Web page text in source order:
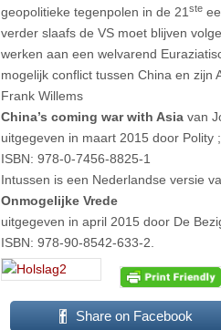
geopolitieke tegenpolen in de 21 ste
verder slaafs de VS moet blijven
werken aan een welvarend
mogelijk conflict tussen China en zijn
Frank Willems
China’s coming war with Asia van
uitgegeven in maart 2015 door Polity ;
ISBN: 978-0-7456-8825-1
Intussen is een Nederlandse versie
Onmogelijke Vrede
uitgegeven in april 2015 door De
ISBN: 978-90-8542-633-2.
Share on Facebook